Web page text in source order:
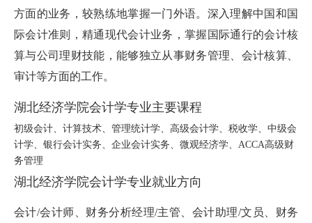
方面的业务，较熟练地掌握一门外语。深入理解中国和国
际会计准则，精通现代会计业务，掌握国际通行的会计核
算与公司理财技能，能够独立从事财务管理、会计核算、
审计等方面的工作。
湖北经济学院会计学专业主要课程
初级会计、计算技术、管理统计学、高级会计学、税收学、中级会
计学、银行会计实务、企业会计实务、微观经济学、ACCA高级财
务管理
湖北经济学院会计学专业就业方向
会计/会计师、财务分析经理/主管、会计助理/文员、财务